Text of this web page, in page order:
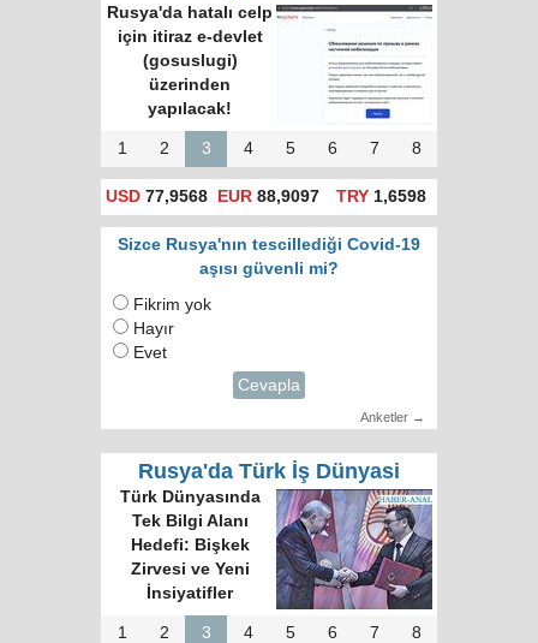
Rusya'da hatalı celp
için itiraz e-devlet
(gosuslugi)
üzerinden
yapılacak!
1 2 3 4 5 6 7 8
USD 77,9568 EUR 88,9097 TRY1,6598
Sizce Rusya'nın tescillediği Covid-19
aşısı güvenli mi?
Fikrim yok
Hayır
Evet
Cevapla
Anketler →
Rusya'da Türk İş Dünyasi
Türk Dünyasında
Tek Bilgi Alanı
Hedefi: Bişkek
Zirvesi ve Yeni
İnsiyatifler
1 2 3 4 5 6 7 8